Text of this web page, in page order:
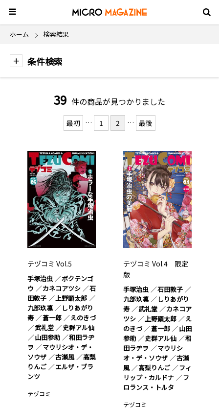
ホーム 検索結果
条件検索
39 件の商品が見つかりました
最初 … 1 2 … 最後
テヅコミ Vol.5
手塚治虫
ボクテンゴ
ウ
カネコアツシ
石
田敦子
上野顕太郎
九部玖凛
しりあがり
寿
蒼一郎
えのきづ
武礼堂
史群アル仙
山田参助
和田ラヂ
ヲ
マウリシオ・デ・
ソウザ
古瀬風
高梨
りんご
エルザ・ブラ
ンツ
テヅコミ
テヅコミ Vol.4 限定
版
手塚治虫
石田敦子
九部玖凛
しりあがり
寿
武礼堂
カネコア
ツシ
上野顕太郎
え
のきづ
蒼一郎
山田
参助
史群アル仙
和
田ラヂヲ
マウリシ
オ・デ・ソウザ
古瀬
風
高梨りんご
フィ
リップ・カルドナ
フ
ロランス・トルタ
テヅコミ